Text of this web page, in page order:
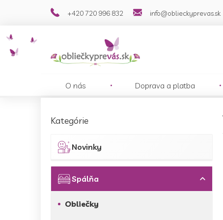
+420 720 996 832 info@oblieckyprevas.sk
O nás Doprava a platba
kategórie
Kategórie
Novinky
Spálňa
Obliečky